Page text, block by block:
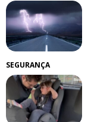
SEGURANÇA